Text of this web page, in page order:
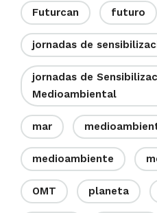
Futurcan futuro
jornadas de
jornadas de
Medioambiental
mar
medioambiente
OMT planeta